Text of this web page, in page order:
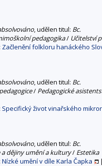
, udělen titul: Bc.
pedagogika/ Učitelství
Začlenění folkloru hanáckého
, udělen titul: Bc.
/ Pedagogické
Specifický život vinařského
, udělen titul: Bc.
a dějiny umění a kultury/ Estetika
Nízké umění v díle Karla Čapka